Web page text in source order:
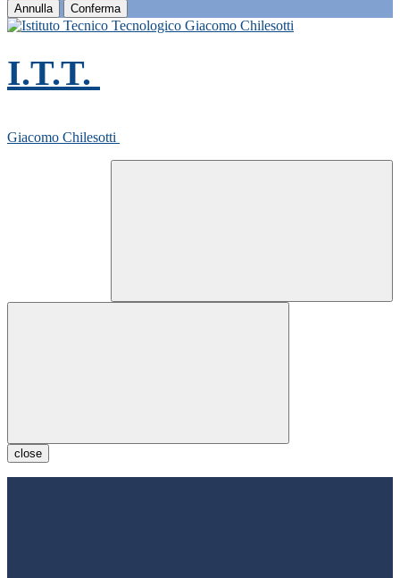
Annulla Conferma
I.T.T.
Giacomo Chilesotti
close